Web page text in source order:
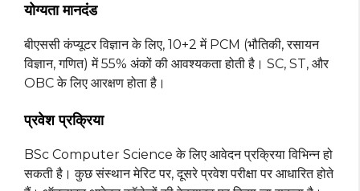
योग्यता मानदंड
बीएससी कंप्यूटर विज्ञान के लिए, 10+2 में PCM (भौतिकी, रसायन
विज्ञान, गणित) में 55% अंकों की आवश्यकता होती है। SC, ST, और
OBC के लिए आरक्षण होता है।
प्रवेश प्रक्रिया
BSc Computer Science के लिए आवेदन प्रक्रिया विभिन्न हो
सकती है। कुछ संस्थान मेरिट पर, दूसरे प्रवेश परीक्षा पर आधारित होते